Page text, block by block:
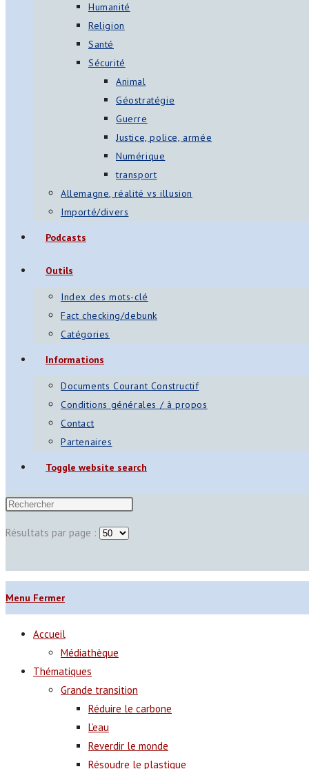
Humanité
Religion
Santé
Sécurité
Animal
Géostratégie
Guerre
Justice, police, armée
Numérique
transport
Allemagne, réalité vs illusion
Importé/divers
Podcasts
Outils
Index des mots-clé
Fact checking/debunk
Catégories
Informations
Documents Courant Constructif
Conditions générales / à propos
Contact
Partenaires
Toggle website search
Résultats par page :
Menu Fermer
Accueil
Médiathèque
Thématiques
Grande transition
Réduire le carbone
L’eau
Reverdir le monde
Résoudre le plastique